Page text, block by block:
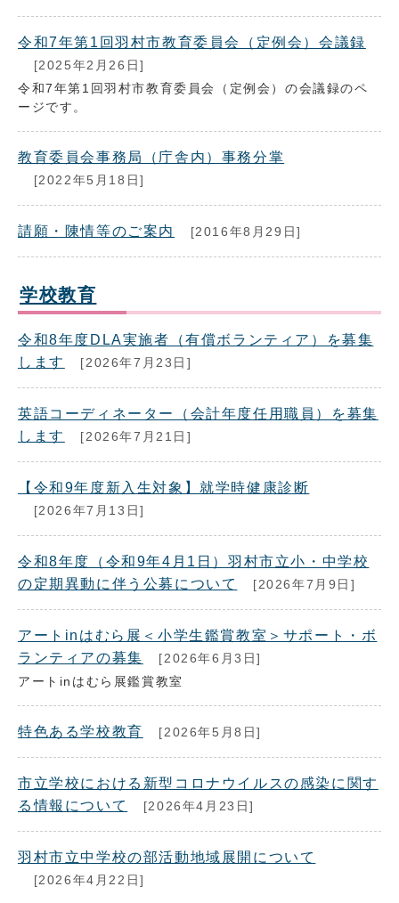
令和7年第1回羽村市教育委員会（定例会）会議録
[2025年2月26日]
令和7年第1回羽村市教育委員会（定例会）の会議録のペ
ージです。
教育委員会事務局（庁舎内）事務分掌
[2022年5月18日]
請願・陳情等のご案内 [2016年8月29日]
学校教育
令和8年度DLA実施者（有償ボランティア）を募集
します
[2026年7月23日]
英語コーディネーター（会計年度任用職員）を募集
します
[2026年7月21日]
【令和9年度新入生対象】就学時健康診断
[2026年7月13日]
令和8年度（令和9年4月1日）羽村市立小・中学校
の定期異動に伴う公募について
[2026年7月9日]
アートinはむら展＜小学生鑑賞教室＞サポート・ボ
ランティアの募集
[2026年6月3日]
アートinはむら展鑑賞教室
特色ある学校教育 [2026年5月8日]
市立学校における新型コロナウイルスの感染に関す
る情報について
[2026年4月23日]
羽村市立中学校の部活動地域展開について
[2026年4月22日]